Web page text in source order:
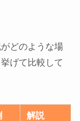
どのような場
げて比較して
解説